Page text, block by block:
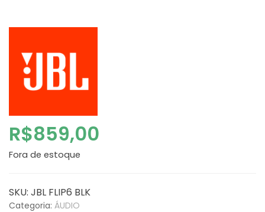
R$859,00
Fora de estoque
SKU: JBL FLIP6 BLK
Categoria: ÁUDIO